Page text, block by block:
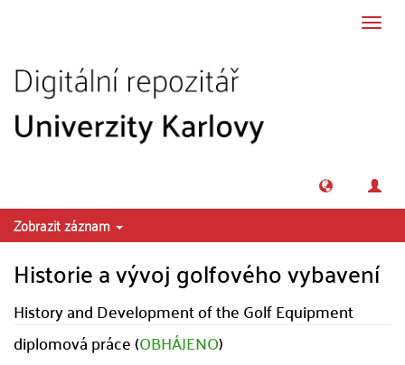
Zobrazit záznam
Historie a vývoj golfového vybavení
History and Development of the Golf Equipment
diplomová práce (OBHÁJENO)